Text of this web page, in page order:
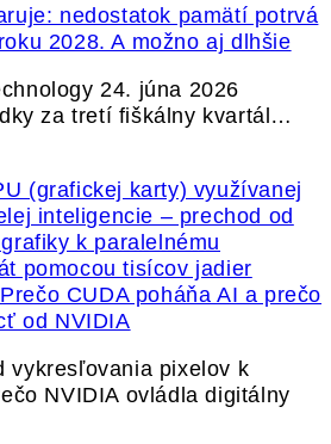
nedostatok pamätí potrvá
2028. A možno aj dlhšie
24. júna 2026
za tretí fiškálny kvartál…
CUDA poháňa AI a prečo
od NVIDIA
vykresľovania pixelov k
NVIDIA ovládla digitálny